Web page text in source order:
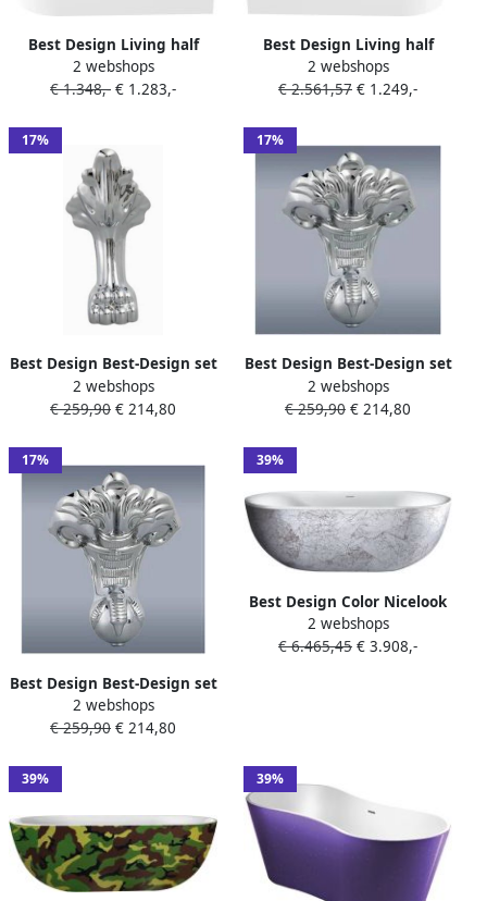
Best Design Living half
vrijstaand 180x80x60cm
rechts acryl wit glans
2 webshops
€ 1.348,- € 1.283,-
Best Design Living half
vrijstaand 180x80x60cm
links acryl wit mat 4012970
2 webshops
€ 2.561,57 € 1.249,-
17%
Best Design Best-Design set
a 4 stuks Poten tbv.bad
Slipperart.3845600 4008420
2 webshops
€ 259,90 € 214,80
17%
Best Design Best-Design set
a 4 stuks Poten tbv.bad
Roll-Topart.3845610 4008440
2 webshops
€ 259,90 € 214,80
17%
Best Design Best-Design set
a 4 stuks Poten tbv.bad
Double-Ended-Slip
2 webshops
€ 259,90 € 214,80
39%
Best Design Color Nicelook
vrijstaand bad
180x86x60cm 4005120
2 webshops
€ 6.465,45 € 3.908,-
39% 39%